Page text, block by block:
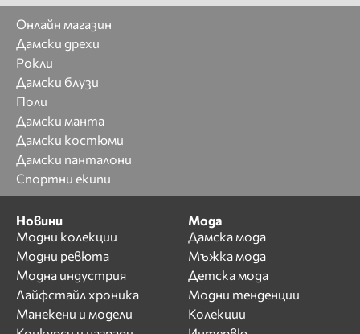
Онлайн магазин
Дамски дрехи
Рокли
Дамски блузи
Поли
Дамски манта
Дамски костюми
Дамски панталони
Спортни екипи
Новини
Модни колекции
Модни ревюта
Модна индустрия
Лайфстайл хроника
Манекени и модели
Мода
Дамска мода
Мъжка мода
Детска мода
Модни тенденции
Колекции